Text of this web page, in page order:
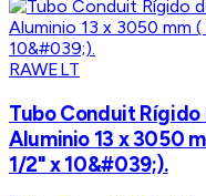
RAWELT
Tubo Conduit Rígido
Aluminio 13 x 3050
1/2" x 10&#039;).